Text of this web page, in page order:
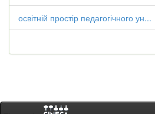
освітній простір педагогічного ун...